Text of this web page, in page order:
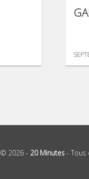
© 2026 - 20 Minutes -